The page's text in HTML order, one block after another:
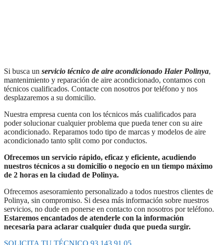
Si busca un servicio técnico de aire acondicionado Haier Polinya,
mantenimiento y reparación de aire acondicionado, contamos con
técnicos cualificados. Contacte con nosotros por teléfono y nos
desplazaremos a su domicilio.
Nuestra empresa cuenta con los técnicos más cualificados para
poder solucionar cualquier problema que pueda tener con su aire
acondicionado. Reparamos todo tipo de marcas y modelos de aire
acondicionado tanto split como por conductos.
Ofrecemos un servicio rápido, eficaz y eficiente, acudiendo
nuestros técnicos a su domicilio o negocio en un tiempo máximo
de 2 horas en la ciudad de Polinya.
Ofrecemos asesoramiento personalizado a todos nuestros clientes de
Polinya, sin compromiso. Si desea más información sobre nuestros
servicios, no dude en ponerse en contacto con nosotros por teléfono.
Estaremos encantados de atenderle con la información
necesaria para aclarar cualquier duda que pueda surgir.
SOLICITA TU TÉCNICO 93 143 91 05